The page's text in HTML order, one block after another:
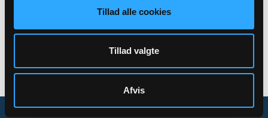
Tillad alle cookies
Tillad valgte
Afvis